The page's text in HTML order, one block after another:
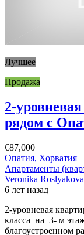
Лучшее
Продажа
2-
рядом с
€87,000
Опатия, Хорватия
Апартаменты
Veronika Roslyakova
6 лет назад
2-уровневая
класса на 3- м
благоустроенном